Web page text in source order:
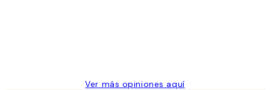
Ver más opiniones aquí